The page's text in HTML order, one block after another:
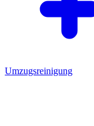
Umzugsreinigung